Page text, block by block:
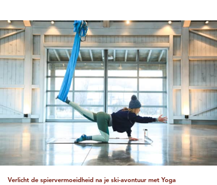
Verlicht de spiervermoeidheid na je ski-avontuur met Yoga